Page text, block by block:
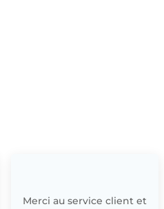
Merci au service client et